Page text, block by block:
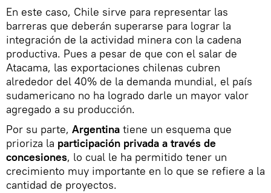
En este caso, Chile sirve para representar las
barreras que deberán superarse para lograr la
integración de la actividad minera con la cadena
productiva. Pues a pesar de que con el salar de
Atacama, las exportaciones chilenas cubren
alrededor del 40% de la demanda mundial, el país
sudamericano no ha logrado darle un mayor valor
agregado a su producción.
Por su parte, Argentina tiene un esquema que
prioriza la participación privada a través de
concesiones, lo cual le ha permitido tener un
crecimiento muy importante en lo que se refiere a la
cantidad de proyectos.